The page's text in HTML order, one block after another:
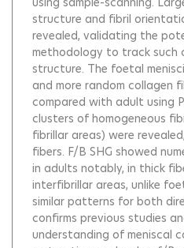
structure and fibril
revealed, validating the
methodology to track such
structure. The foetal
and more random collagen
compared with adult using
clusters of homogeneous
fibrillar areas) were
fibers. F/B SHG showed
in adults notably, in thick
interfibrillar areas, unlike
similar patterns for both
confirms previous studies
understanding of meniscal